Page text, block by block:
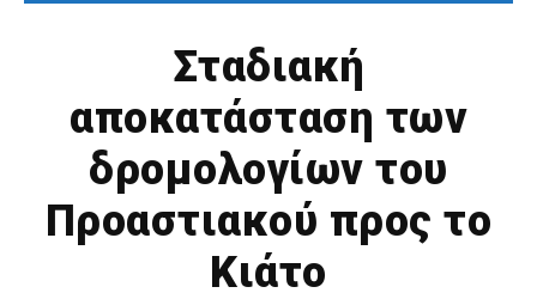
Σταδιακή
αποκατάσταση των
δρομολογίων του
Προαστιακού προς το
Κιάτο